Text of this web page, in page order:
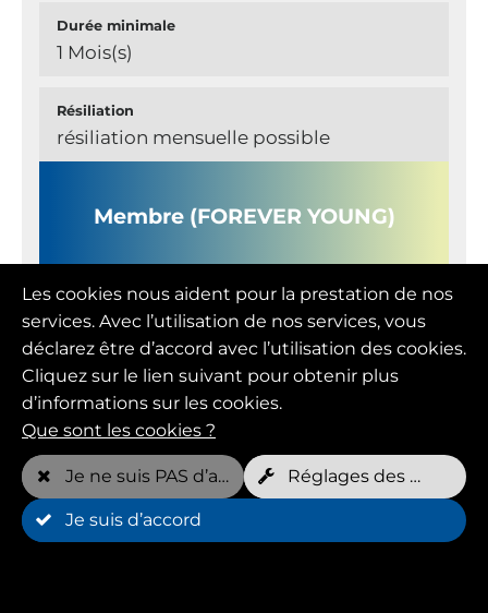
Durée minimale
1 Mois(s)
Résiliation
résiliation mensuelle possible
Membre (FOREVER YOUNG)
Prix mensuel
109,00 EUR
Rendez-vous gratuits par semaine*
2 par chien
Les cookies nous aident pour la prestation de nos
services. Avec l’utilisation de nos services, vous
déclarez être d’accord avec l’utilisation des cookies.
Cliquez sur le lien suivant pour obtenir plus
d’informations sur les cookies.
Que sont les cookies ?
Je ne suis PAS d’accord Réglages des cookies
Je suis d’accord